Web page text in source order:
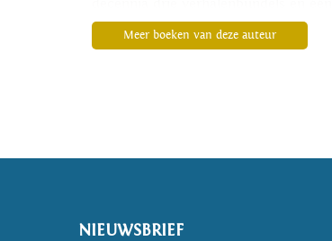
dat in augustus 2021 is verschenen.
Meer boeken van deze auteur
NIEUWSBRIEF